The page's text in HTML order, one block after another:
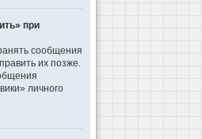
при
сообщения
их позже.
личного